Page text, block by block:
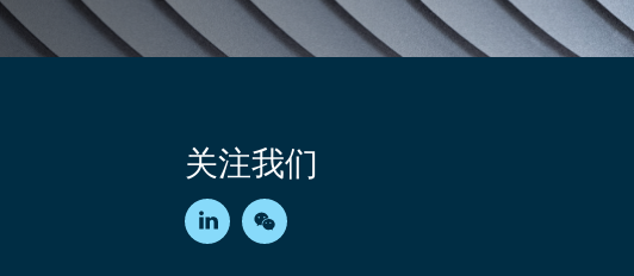
关注我们
LinkedIn